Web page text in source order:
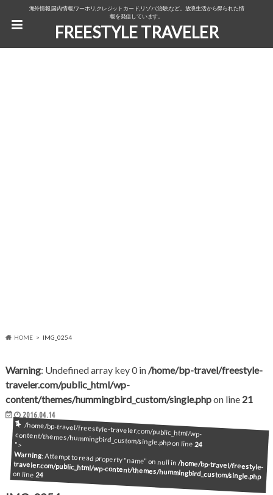
海外情報,国内情報,ワーホリ,クレジットカード,リゾバ,治験,など。放浪生活から得られた情
報を発信しています。
FREESTYLE TRAVELER
HOME IMG_0254
Warning: Undefined array key 0 in/home/bp-travel/freestyle-
traveler.com/public_html/wp-
content/themes/hummingbird_custom/single.phpon line 21
2016.04.14
/home/bp-travel/freestyle-traveler.com/public_html/wp-content/themes/hummingbird_custom/single.php on line24
">
Warning: Attempt to read property "name" on null in/home/bp-travel/freestyle-
traveler.com/public_html/wp-content/themes/hummingbird_custom/single.php
on line 24